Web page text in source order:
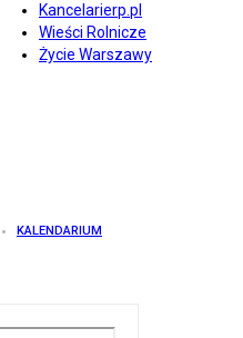
Kancelarierp.pl
Wieści Rolnicze
Życie Warszawy
KALENDARIUM